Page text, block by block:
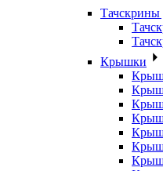
Тачскрины
Крышки